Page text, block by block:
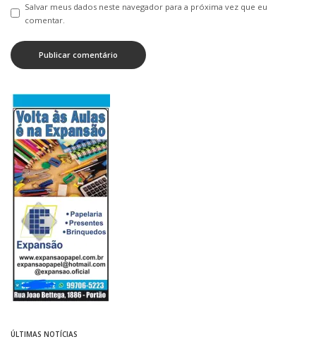
Salvar meus dados neste navegador para a próxima vez que eu
comentar.
ÚLTIMAS NOTÍCIAS